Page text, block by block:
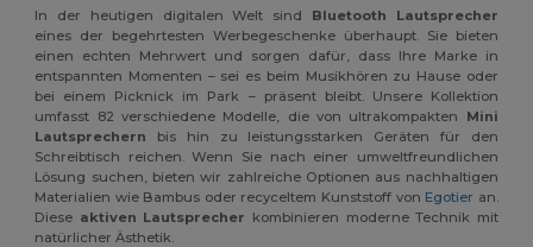
In der heutigen digitalen Welt sind Bluetooth Lautsprecher
eines der begehrtesten Werbegeschenke überhaupt. Sie bieten
einen echten Mehrwert und sorgen dafür, dass Ihre Marke in
entspannten Momenten – sei es beim Musikhören zu Hause oder
bei einem Picknick im Park – präsent bleibt. Unsere Kollektion
umfasst 82 verschiedene Modelle, die von ultrakompakten Mini
Lautsprechern bis hin zu leistungsstarken Geräten für den
Schreibtisch reichen. Wenn Sie nach einer umweltfreundlichen
Lösung suchen, bieten wir zahlreiche Optionen aus nachhaltigen
Materialien wie Bambus oder recyceltem Kunststoff von Egotier an.
Diese aktiven Lautsprecher kombinieren moderne Technik mit
natürlicher Ästhetik.